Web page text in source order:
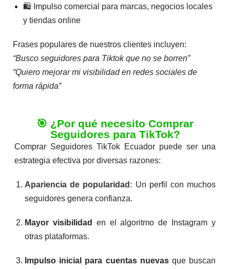
🛍️ Impulso comercial para marcas, negocios locales
y tiendas online
Frases populares de nuestros clientes incluyen:
“Busco seguidores para Tiktok que no se borren”
“Quiero mejorar mi visibilidad en redes sociales de
forma rápida”
🎯 ¿Por qué necesito Comprar
Seguidores para TikTok?
Comprar Seguidores TikTok Ecuador puede ser una
estrategia efectiva por diversas razones:
Apariencia de popularidad : Un perfil con muchos
seguidores genera confianza.
Mayor visibilidad
en el algoritmo de Instagram y
otras plataformas.
Impulso inicial para cuentas nuevasque buscan